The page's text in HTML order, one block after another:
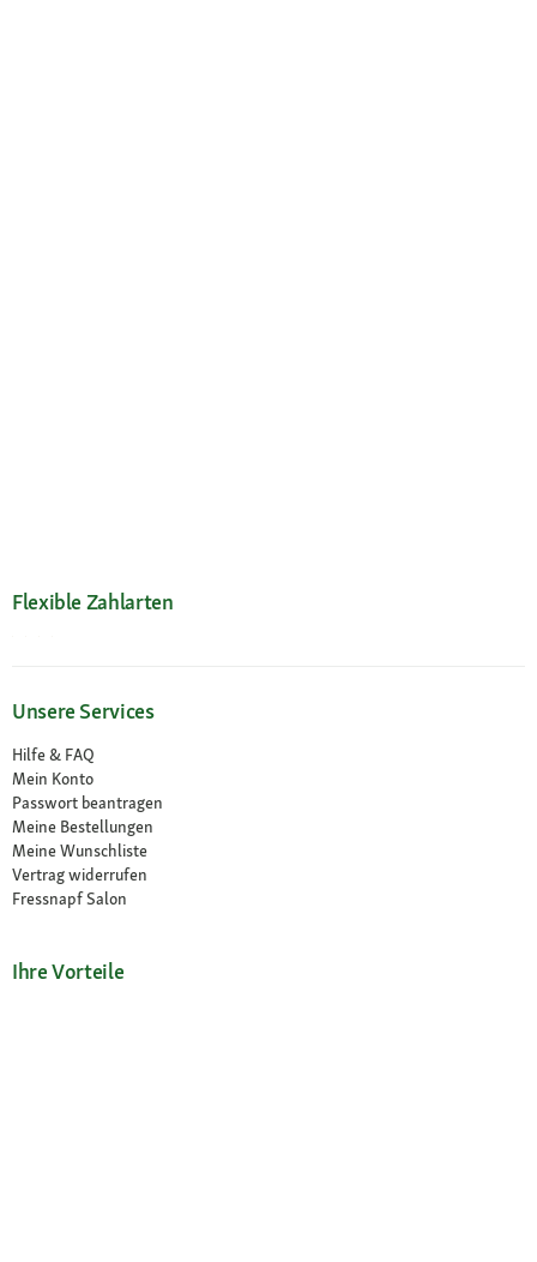
Flexible Zahlarten
Unsere Services
Hilfe & FAQ
Mein Konto
Passwort beantragen
Meine Bestellungen
Meine Wunschliste
Vertrag widerrufen
Fressnapf Salon
Ihre Vorteile